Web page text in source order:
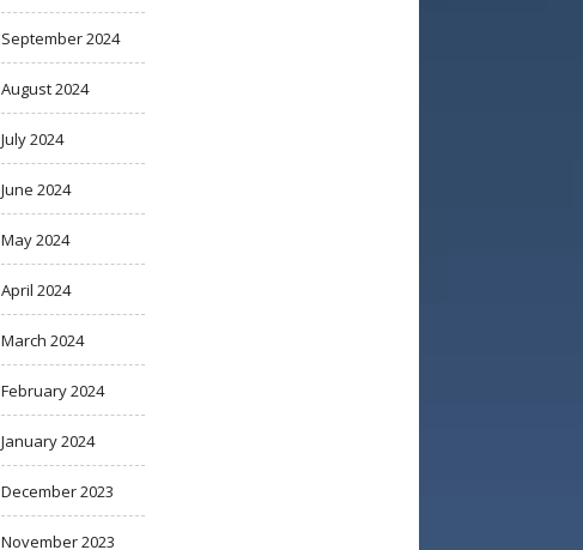
September 2024
August 2024
July 2024
June 2024
May 2024
April 2024
March 2024
February 2024
January 2024
December 2023
November 2023